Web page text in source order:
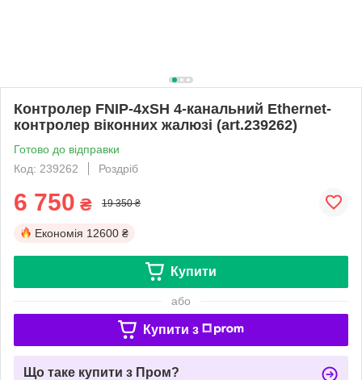
Контролер FNIP-4xSH 4-канальний Ethernet-
контролер віконних жалюзі (art.239262)
Готово до відправки
Код: 239262
Роздріб
6 750 ₴ 19 350 ₴
Економія 12600 ₴
Купити
або
Купити з
Що таке купити з Пром?